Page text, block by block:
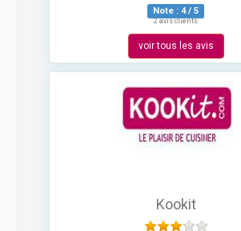
Note : 4/ 5
2 avis clients
voir tous les avis
Kookit